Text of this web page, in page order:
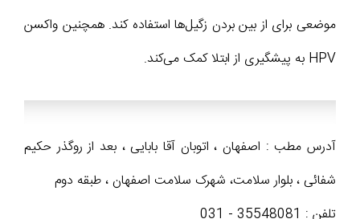
موضعی برای از بین بردن زگیل‌ها استفاده کند. همچنین واکسن
HPV به پیشگیری از ابتلا کمک می‌کند.
آدرس مطب : اصفهان ، اتوبان آقا بابایی ، بعد از روگذر حکیم
شفائی ، بلوار سلامت، شهرک سلامت اصفهان ، طبقه دوم